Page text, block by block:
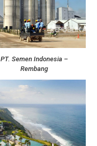
PT. Semen Indonesia –
Rembang